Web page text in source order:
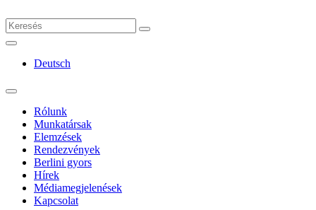
Deutsch
Rólunk
Munkatársak
Elemzések
Rendezvények
Berlini gyors
Hírek
Médiamegjelenések
Kapcsolat